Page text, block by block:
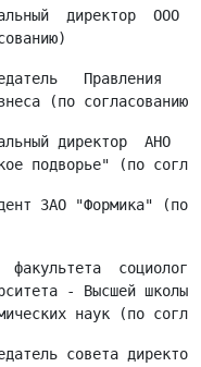
директор  ООО
Правления
директор  АНО
ЗАО "Формика" (по
социологии
- Высшей школы
совета